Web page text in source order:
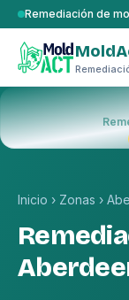
Saltar al contenido
Remediación de
Inicio › Zonas ›